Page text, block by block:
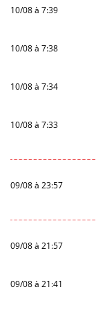
10/08 à 7:39
10/08 à 7:38
10/08 à 7:34
10/08 à 7:33
09/08 à 23:57
09/08 à 21:57
09/08 à 21:41